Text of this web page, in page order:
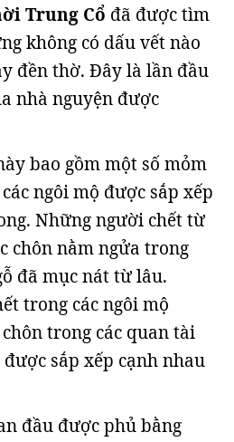
Trung Cổ đã được tìm
không có dấu vết nào
đền thờ. Đây là lần đầu
nhà nguyện được
bao gồm một số mỏm
ngôi mộ được sắp xếp
Những người chết từ
chôn nằm ngửa trong
đã mục nát từ lâu.
trong các ngôi mộ
trong các quan tài
sắp xếp cạnh nhau
đầu được phủ bằng